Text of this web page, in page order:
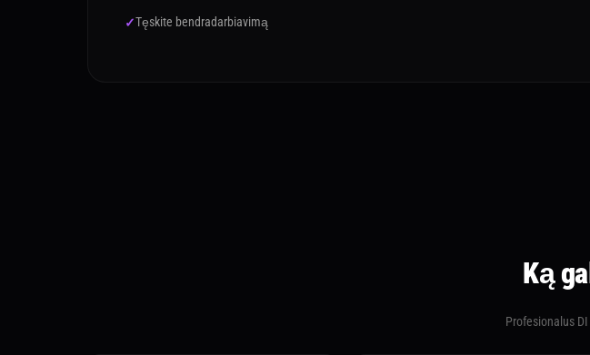
Tęskite bendradarbiavimą
Ką
Profesionalus